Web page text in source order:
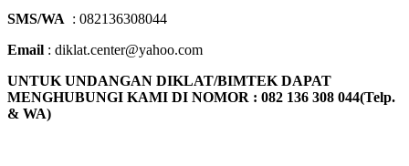
SMS/WA : 082136308044
Email : diklat.center@yahoo.com
UNTUK UNDANGAN DIKLAT/BIMTEK DAPAT
MENGHUBUNGI KAMI DI NOMOR : 082 136 308 044(Telp.
& WA)